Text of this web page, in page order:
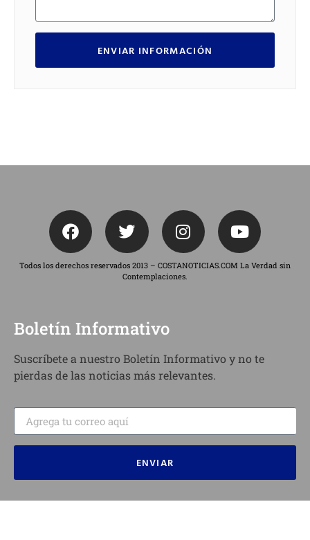
ENVIAR INFORMACIÓN
Todos los derechos reservados 2013 – COSTANOTICIAS.COM La Verdad sin
Contemplaciones.
Boletín Informativo
Suscríbete a nuestro Boletín Informativo y no te
pierdas de las noticias más relevantes.
ENVIAR